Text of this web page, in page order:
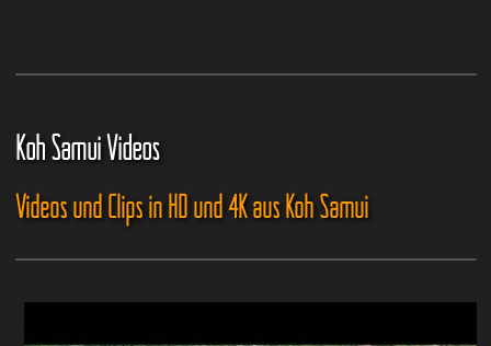
Koh Samui Videos
Videos und Clips in HD und 4K aus Koh Samui